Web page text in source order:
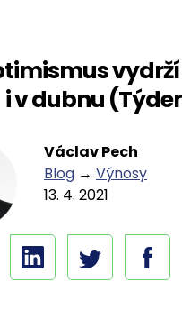
i v dubnu
Václav Pech
Blog → Výnosy
13. 4. 2021